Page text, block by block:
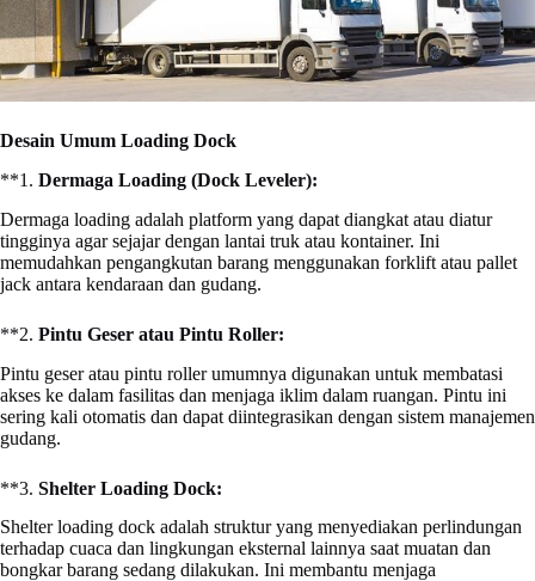
Desain Umum Loading Dock
**1. Dermaga Loading (Dock Leveler):
Dermaga loading adalah platform yang dapat diangkat atau diatur
tingginya agar sejajar dengan lantai truk atau kontainer. Ini
memudahkan pengangkutan barang menggunakan forklift atau pallet
jack antara kendaraan dan gudang.
**2. Pintu Geser atau Pintu Roller:
Pintu geser atau pintu roller umumnya digunakan untuk membatasi
akses ke dalam fasilitas dan menjaga iklim dalam ruangan. Pintu ini
sering kali otomatis dan dapat diintegrasikan dengan sistem manajemen
gudang.
**3. Shelter Loading Dock:
Shelter loading dock adalah struktur yang menyediakan perlindungan
terhadap cuaca dan lingkungan eksternal lainnya saat muatan dan
bongkar barang sedang dilakukan. Ini membantu menjaga